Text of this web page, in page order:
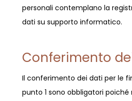
personali contemplano la
dati su supporto informatico.
Conferimento
Il conferimento dei dati per le
punto 1 sono obbligatori poiché